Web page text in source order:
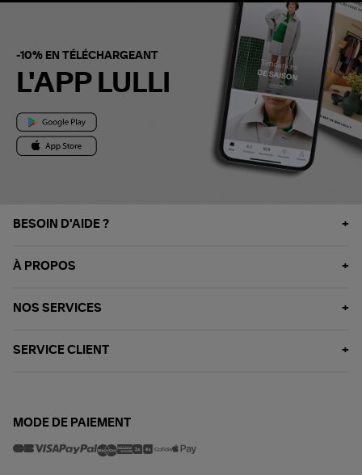
-10% EN TÉLÉCHARGEANT
L'APP LULLI
BESOIN D'AIDE ?
À PROPOS
NOS SERVICES
SERVICE CLIENT
MODE DE PAIEMENT